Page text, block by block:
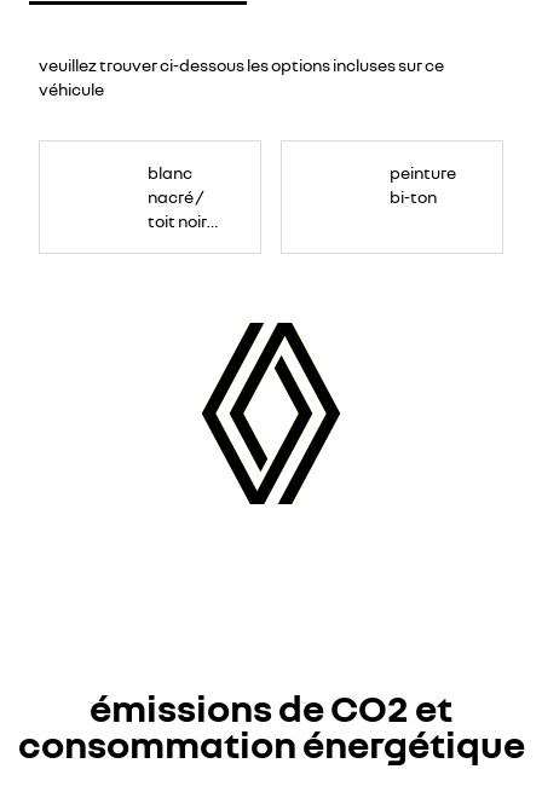
veuillez trouver ci-dessous les options incluses sur ce
véhicule
blanc
nacré /
toit noir
peinture
bi-ton
émissions de CO2 et
consommation énergétique